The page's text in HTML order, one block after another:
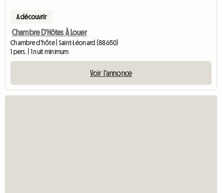
A découvrir
Chambre D'Hôtes À Louer
Chambre d'hôte | Saint-Léonard (88650)
1 pers. | 1 nuit minimum
Voir l'annonce